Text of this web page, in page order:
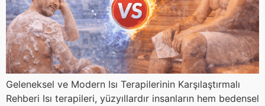
Geleneksel ve Modern Isı Terapilerinin Karşılaştırmalı
Rehberi Isı terapileri, yüzyıllardır insanların hem bedensel